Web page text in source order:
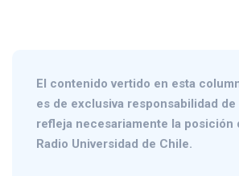
El contenido vertido en esta
es de exclusiva responsabilidad de
refleja necesariamente la posición
Radio Universidad de Chile.